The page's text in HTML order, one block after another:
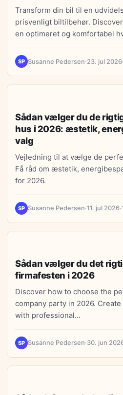
Transform din bil til en
prisvenligt biltilbehør.
en optimeret og komfortabel
SP Susanne Pedersen·23. jul 2026·
Sådan vælger du de
hus i 2026: æstetik,
valg
Vejledning til at vælge de
Få råd om æstetik,
for 2026.
SP Susanne Pedersen·11. jul 2026·
Sådan vælger du det
firmafesten i 2026
Discover how to choose the
company party in 2026.
with professional…
SP Susanne Pedersen·30. jun